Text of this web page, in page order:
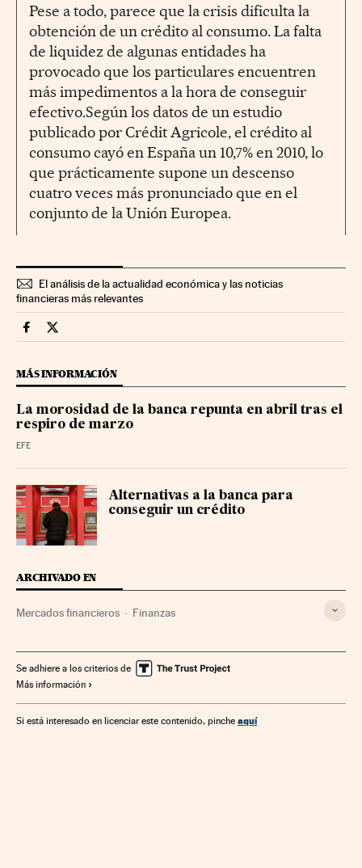
Pese a todo, parece que la crisis dificulta la
obtención de un crédito al consumo. La falta
de liquidez de algunas entidades ha
provocado que los particulares encuentren
más impedimentos a la hora de conseguir
efectivo.Según los datos de un estudio
publicado por Crédit Agricole, el crédito al
consumo cayó en España un 10,7% en 2010, lo
que prácticamente supone un descenso
cuatro veces más pronunciado que en el
conjunto de la Unión Europea.
El análisis de la actualidad económica y las noticias
financieras más relevantes
Mercados Financieros Cinco Días en Facebook
Mercados Financieros Cinco Días en Twitter
MÁS INFORMACIÓN
La morosidad de la banca repunta en abril tras el
respiro de marzo
EFE
Alternativas a la banca para
conseguir un crédito
ARCHIVADO EN
Mercados financieros Finanzas
Se adhiere a los criterios de
Más información
Si está interesado en licenciar este contenido, pinche aquí